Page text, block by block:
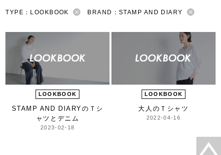
TYPE：LOOKBOOK BRAND：STAMP AND DIARY
LOOKBOOK
STAMP AND DIARYの Ｔシ
ャツとデニム
2023-02-18
LOOKBOOK
大人のＴシャツ
2022-04-16